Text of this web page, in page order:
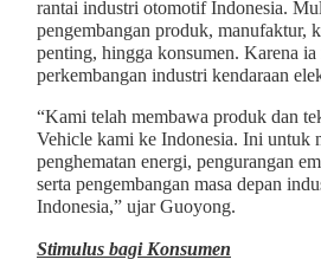
rantai industri otomotif Indonesia.
pengembangan produk, manufaktur,
penting, hingga konsumen. Karena ia
perkembangan industri kendaraan
“Kami telah membawa produk dan
Vehicle kami ke Indonesia. Ini untuk
penghematan energi, pengurangan
serta pengembangan masa depan
Indonesia,” ujar Guoyong.
Stimulus bagi Konsumen